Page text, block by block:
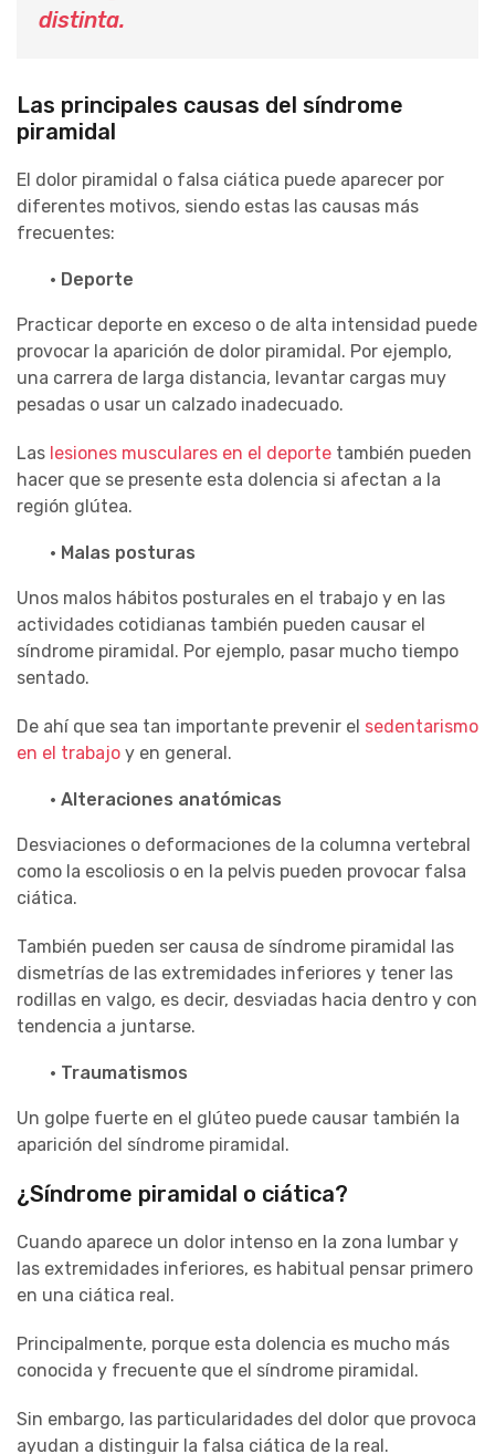
distinta.
Las principales causas del síndrome
piramidal
El dolor piramidal o falsa ciática puede aparecer por
diferentes motivos, siendo estas las causas más
frecuentes:
· Deporte
Practicar deporte en exceso o de alta intensidad puede
provocar la aparición de dolor piramidal. Por ejemplo,
una carrera de larga distancia, levantar cargas muy
pesadas o usar un calzado inadecuado.
Las lesiones musculares en el deporte también pueden
hacer que se presente esta dolencia si afectan a la
región glútea.
· Malas posturas
Unos malos hábitos posturales en el trabajo y en las
actividades cotidianas también pueden causar el
síndrome piramidal. Por ejemplo, pasar mucho tiempo
sentado.
De ahí que sea tan importante prevenir el sedentarismo
en el trabajo y en general.
· Alteraciones anatómicas
Desviaciones o deformaciones de la columna vertebral
como la escoliosis o en la pelvis pueden provocar falsa
ciática.
También pueden ser causa de síndrome piramidal las
dismetrías de las extremidades inferiores y tener las
rodillas en valgo, es decir, desviadas hacia dentro y con
tendencia a juntarse.
· Traumatismos
Un golpe fuerte en el glúteo puede causar también la
aparición del síndrome piramidal.
¿Síndrome piramidal o ciática?
Cuando aparece un dolor intenso en la zona lumbar y
las extremidades inferiores, es habitual pensar primero
en una ciática real.
Principalmente, porque esta dolencia es mucho más
conocida y frecuente que el síndrome piramidal.
Sin embargo, las particularidades del dolor que provoca
ayudan a distinguir la falsa ciática de la real.